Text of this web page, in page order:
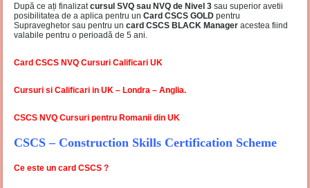
După ce ați finalizatcursul SVQ sau NVQ de Nivel 3 sau superior avetii
posibilitatea de a aplica pentru unCard CSCS GOLD pentru
Supraveghetor sau pentru uncard CSCS BLACK Manager acestea fiind
valabile pentru o perioadă de 5 ani.
Card CSCS NVQ Cursuri Calificari UK
Cursuri si Calificari in UK – Londra – Anglia.
CSCS NVQ Cursuri pentru Romanii din UK
CSCS – Construction Skills Certification Scheme
Ce este un card CSCS ?